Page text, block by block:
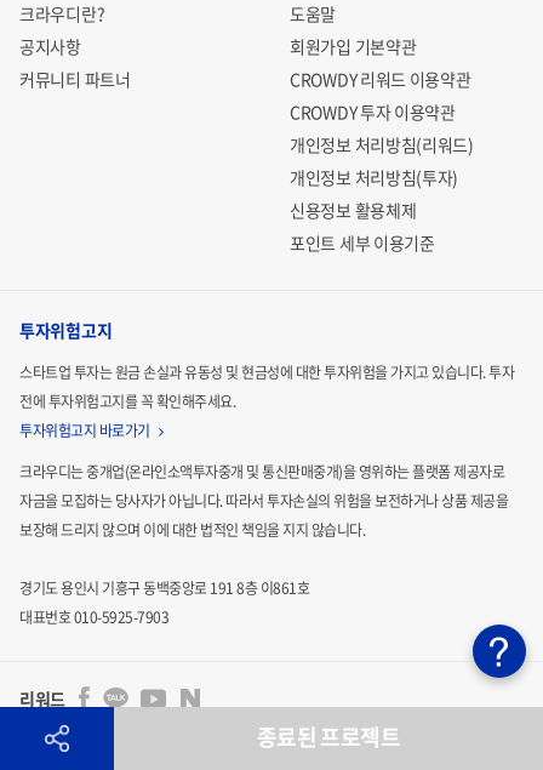
종료된 프로젝트
크라우디란?
공지사항
커뮤니티 파트너
도움말
회원가입 기본약관
CROWDY 리워드 이용약관
CROWDY 투자 이용약관
개인정보 처리방침(리워드)
개인정보 처리방침(투자)
신용정보 활용체제
포인트 세부 이용기준
투자위험고지
스타트업 투자는 원금 손실과 유동성 및 현금성에 대한 투자위험을 가지고 있습니다.투자
전에 투자위험고지를 꼭 확인해주세요.
투자위험고지 바로가기
크라우디는 중개업(온라인소액투자중개 및 통신판매중개)을 영위하는 플랫폼 제공자로
자금을 모집하는당사자가 아닙니다. 따라서 투자손실의 위험을 보전하거나 상품 제공을
보장해 드리지 않으며 이에 대한 법적인 책임을 지지 않습니다.
경기도 용인시 기흥구 동백중앙로 191 8층 이861호
대표번호 010-5925-7903
리워드
투자